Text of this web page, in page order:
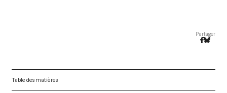
Partager
Table des matières